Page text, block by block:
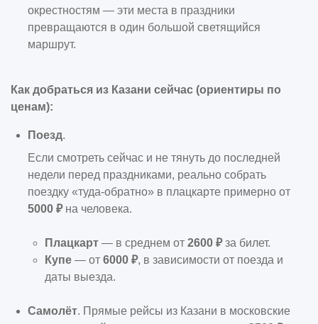
окрестностям — эти места в праздники
превращаются в один большой светящийся
маршрут.
Как добраться из Казани сейчас (ориентиры по
ценам):
Поезд.
Если смотреть сейчас и не тянуть до последней
недели перед праздниками, реально собрать
поездку «туда-обратно» в плацкарте примерно от
5000 ₽на человека.
Плацкарт — в среднем от 2600 ₽за билет.
Купе — от 6000 ₽, в зависимости от поезда и
даты выезда.
Самолёт. Прямые рейсы из Казани в московские